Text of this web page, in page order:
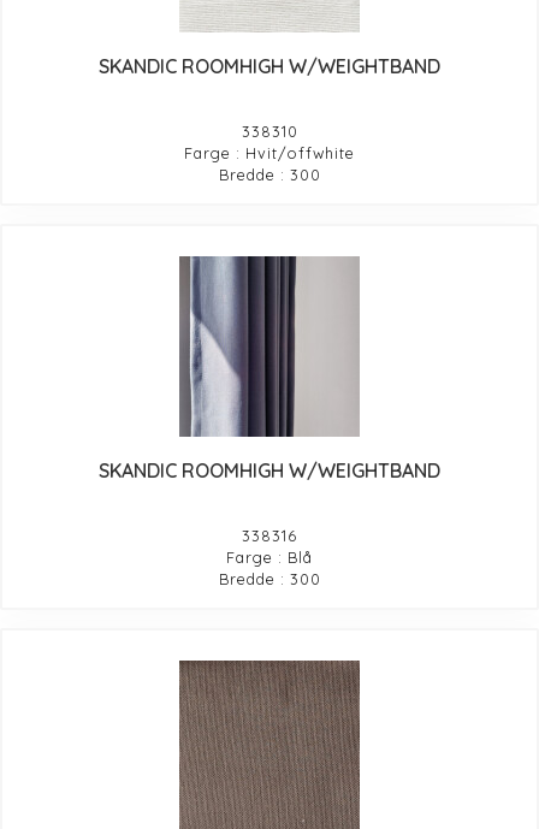
SKANDIC ROOMHIGH W/WEIGHTBAND
338310
Farge : Hvit/offwhite
Bredde : 300
SKANDIC ROOMHIGH W/WEIGHTBAND
338316
Farge : Blå
Bredde : 300